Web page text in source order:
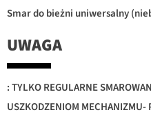
Smar do bieżni uniwersalny
UWAGA
: TYLKO REGULARNE
USZKODZENIOM MECHANIZMU-